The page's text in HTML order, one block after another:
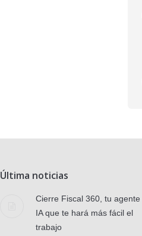
Última noticias
Cierre Fiscal 360, tu agente
IA que te hará más fácil el
trabajo